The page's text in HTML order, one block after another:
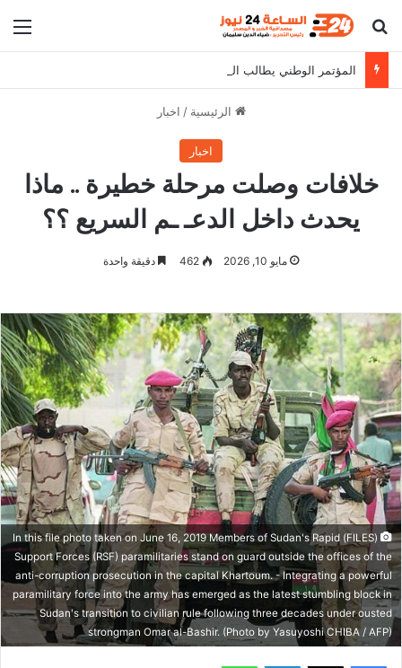
بحث عن
المؤتمر الوطني يطالب البرهان بالثبات على مواقفه
الرئيسية / اخبار
اخبار
خلافات وصلت مرحلة خطيرة .. ماذا
يحدث داخل الدعـ ـم السريع ؟؟
مايو 10, 2026 462 دقيقة واحدة
(FILES) In this file photo taken on June 16, 2019 Members of Sudan's Rapid
Support Forces (RSF) paramilitaries stand on guard outside the offices of the
anti-corruption prosecution in the capital Khartoum. - Integrating a powerful
paramilitary force into the army has emerged as the latest stumbling block in
Sudan's transition to civilian rule following three decades under ousted
strongman Omar al-Bashir. (Photo by Yasuyoshi CHIBA / AFP)